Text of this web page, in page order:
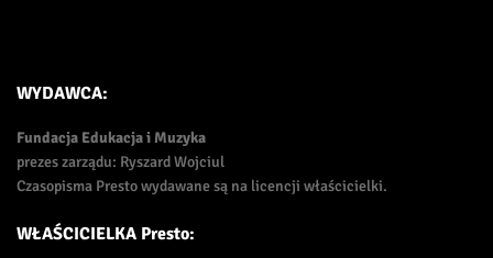
WYDAWCA:
Fundacja Edukacja i Muzyka
prezes zarządu: Ryszard Wojciul
Czasopisma Presto wydawane są na licencji właścicielki.
WŁAŚCICIELKA Presto: